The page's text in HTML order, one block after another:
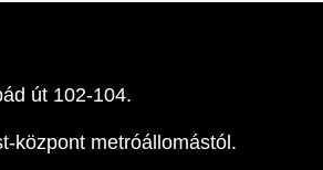
út 102-104.
központ metróállomástól.